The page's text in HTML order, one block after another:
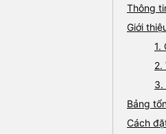
Thông
Giới
1.
2.
3.
Bảng
Cách